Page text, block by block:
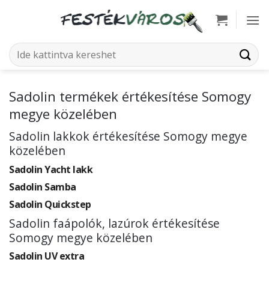
Keresés
a
Sadolin termékek értékesítése Somogy
megye közelében
Sadolin lakkok értékesítése Somogy megye
közelében
Sadolin Yacht lakk
Sadolin Samba
Sadolin Quickstep
Sadolin faápolók, lazúrok értékesítése
Somogy megye közelében
Sadolin UV extra